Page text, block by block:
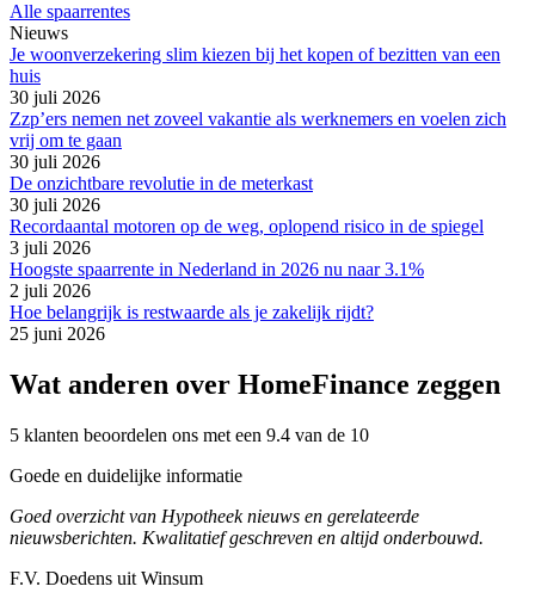
Alle spaarrentes
Nieuws
Je woonverzekering slim kiezen bij het kopen of bezitten van een
huis
30 juli 2026
Zzp’ers nemen net zoveel vakantie als werknemers en voelen zich
vrij om te gaan
30 juli 2026
De onzichtbare revolutie in de meterkast
30 juli 2026
Recordaantal motoren op de weg, oplopend risico in de spiegel
3 juli 2026
Hoogste spaarrente in Nederland in 2026 nu naar 3.1%
2 juli 2026
Hoe belangrijk is restwaarde als je zakelijk rijdt?
25 juni 2026
Wat anderen over HomeFinance zeggen
5 klanten beoordelen ons met een 9.4 van de 10
Goede en duidelijke informatie
Goed overzicht van Hypotheek nieuws en gerelateerde
nieuwsberichten. Kwalitatief geschreven en altijd onderbouwd.
F.V. Doedens uit Winsum